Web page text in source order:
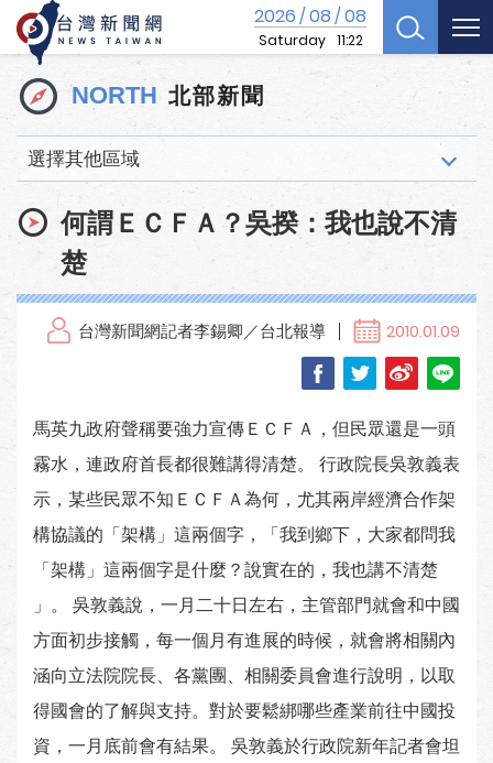
2026/08/08
Saturday 11:22
NORTH 北部新聞
選擇其他區域
何謂ＥＣＦＡ？吳揆：我也說不清
楚
台灣新聞網記者李錫卿／台北報導 2010.01.09
馬英九政府聲稱要強力宣傳ＥＣＦＡ，但民眾還是一頭
霧水，連政府首長都很難講得清楚。 行政院長吳敦義表
示，某些民眾不知ＥＣＦＡ為何，尤其兩岸經濟合作架
構協議的「架構」這兩個字，「我到鄉下，大家都問我
「架構」這兩個字是什麼？說實在的，我也講不清楚
」。 吳敦義說，一月二十日左右，主管部門就會和中國
方面初步接觸，每一個月有進展的時候，就會將相關內
涵向立法院院長、各黨團、相關委員會進行說明，以取
得國會的了解與支持。對於要鬆綁哪些產業前往中國投
資，一月底前會有結果。 吳敦義於行政院新年記者會坦